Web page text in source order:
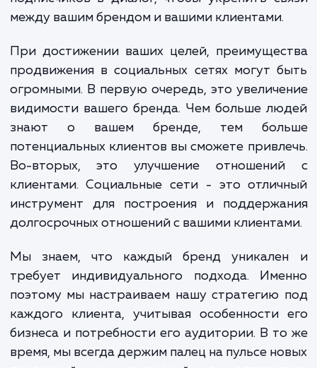
проверенных стратегий и
социальным сетям анализирует ваш
цели и целевую аудиторию, чтобы
эффективную стратегию продвижения.
мы создаем и распространяем
вашу аудиторию. Мы также вовлекаем
подписчиков в диалог, чтобы укрепить
между вашим брендом и вашими клиентами.
продвижения в социальных сетях могут
огромными. В первую очередь, это
видимости вашего бренда. Чем больше
знают о вашем бренде, тем
потенциальных клиентов вы сможете